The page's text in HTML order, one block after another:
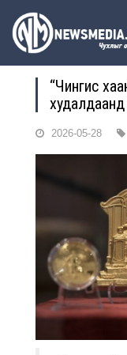
“Чингис
2026-05-28